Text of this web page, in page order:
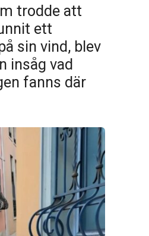
trodde att
ett
sin vind, blev
insåg vad
fanns där